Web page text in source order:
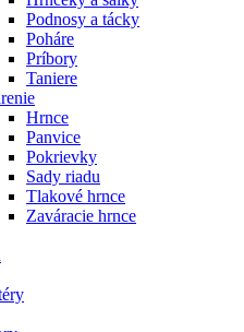
Podnosy a tácky
Poháre
Príbory
Taniere
Hrnce
Panvice
Pokrievky
Sady riadu
Tlakové hrnce
Zaváracie hrnce